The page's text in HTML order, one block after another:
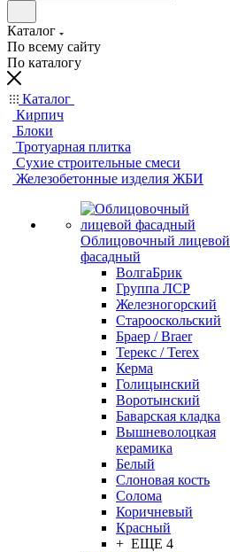
Каталог
По всему сайту
По каталогу
Каталог
Кирпич
Блоки
Тротуарная плитка
Сухие строительные смеси
Железобетонные изделия ЖБИ
Облицовочный лицевой
фасадный
ВолгаБрик
Группа ЛСР
Железногорский
Старооскольский
Браер / Braer
Терекс / Terex
Керма
Голицынский
Воротынский
Баварская кладка
Вышневолоцкая
керамика
Белый
Слоновая кость
Солома
Коричневый
Красный
+ ЕЩЕ 4